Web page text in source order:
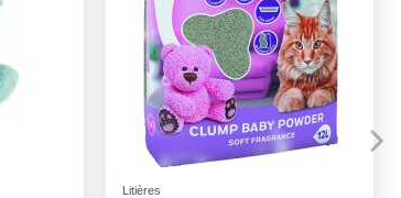
Friandises naturelles